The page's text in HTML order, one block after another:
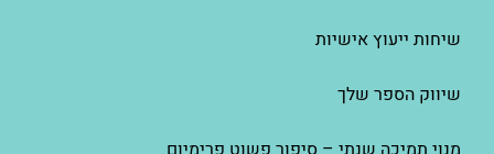
שיחות ייעוץ אישיות
שיווק הספר שלך